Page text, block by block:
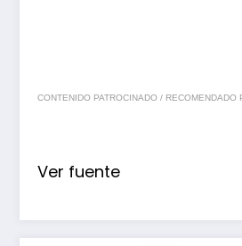
CONTENIDO PATROCINADO / RECOMENDADO
Ver fuente